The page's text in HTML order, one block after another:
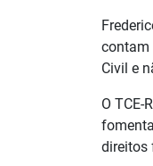
contam
Civil e
O
direitos